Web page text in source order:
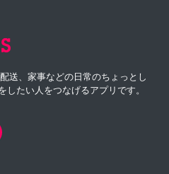
送、家事などの日常のちょっとし
たい人をつなげるアプリです。